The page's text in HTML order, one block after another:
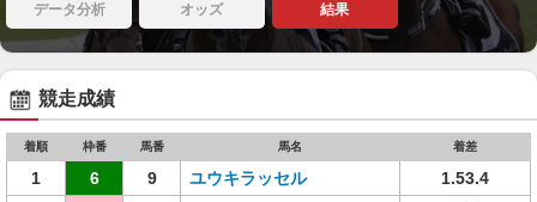
データ分析 オッズ 結果
競走成績
着順 枠番 馬番 馬名 着差
1 6 9 ユウキラッセル
1.53.4